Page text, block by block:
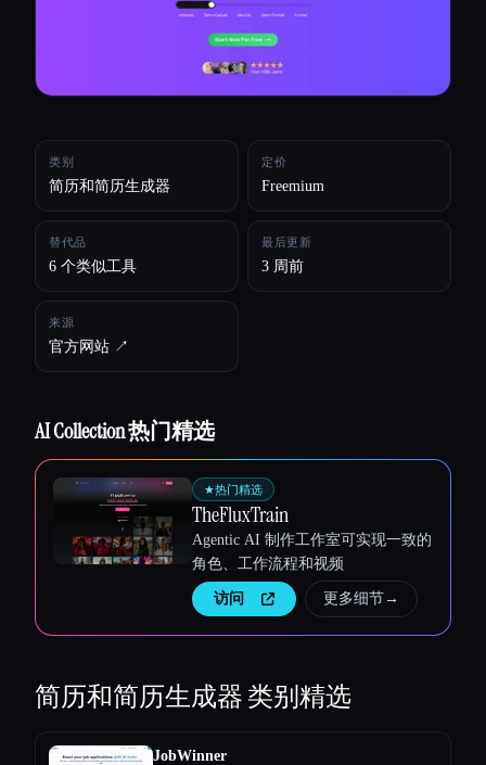
Esc
类别
简历和简历生成器
定价
Freemium
替代品
6 个类似工具
最后更新
3 周前
来源
官方网站 ↗︎
AI Collection 热门精选
★热门精选
TheFluxTrain
Agentic AI 制作工作室可实现一致的
角色、工作流程和视频
访问 更多细节→
简历和简历生成器类别精选
JobWinner